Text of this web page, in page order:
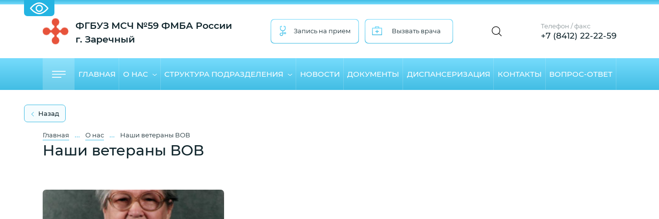
ФГБУЗ МСЧ №59 ФМБА России
г. Заречный
Запись на прием Вызвать врача
Телефон / факс
+7 (8412) 22-22-59
ГЛАВНАЯ О НАС СТРУКТУРА ПОДРАЗДЕЛЕНИЯ НОВОСТИ ДОКУМЕНТЫ ДИСПАНСЕРИЗАЦИЯ КОНТАКТЫ ВОПРОС-ОТВЕТ
Назад
Главная … О нас … Наши ветераны ВОВ
Наши ветераны ВОВ